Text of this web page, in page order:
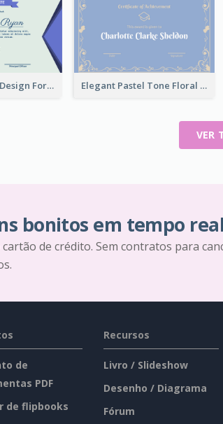
Blue Certificate Design For Class Attendance Elegant Pastel Tone Floral Certificate Design
VER
bonitos em tempo real
de crédito. Sem contratos para
de
PDF
de flipbooks
Recursos
Livro / Slideshow
Desenho / Diagrama
Fórum